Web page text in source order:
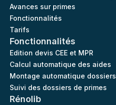
Avances sur primes
Fonctionnalités
Tarifs
Fonctionnalités
Edition devis CEE et MPR
Calcul automatique des aides
Montage automatique dossiers
Suivi des dossiers de primes
Rénolib